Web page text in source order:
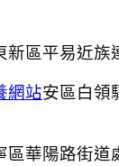
區平易近族
網站安區白領
華陽路街道